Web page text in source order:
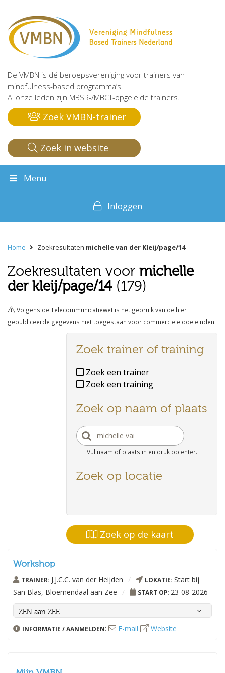
De VMBN is dé beroepsvereniging voor trainers van
mindfulness-based programma’s.
Al onze leden zijn MBSR-/MBCT-opgeleide trainers.
Zoek VMBN-trainer
Zoek in website
Menu
Inloggen
Home Zoekresultaten michelle van der Kleij/page/14
Zoekresultaten voor michelle
der kleij/page/14(179)
Volgens de Telecommunicatiewet is het gebruik van de hier
gepubliceerde gegevens niet toegestaan voor commerciële doeleinden.
Zoek trainer of training
Zoek een trainer
Zoek een training
Zoek op naam of plaats
Vul naam of plaats in en druk op enter.
Zoek op locatie
Zoek op de kaart
Workshop
TRAINER: J.J.C.C. van der Heijden / LOKATIE: Start bij
San Blas, Bloemendaal aan Zee
/ START OP: 23-08-2026
ZEN aan ZEE
ZEN zijn aan ZEE, dat willen we toch allemaal!
INFORMATIE / AANMELDEN: E-mail Website